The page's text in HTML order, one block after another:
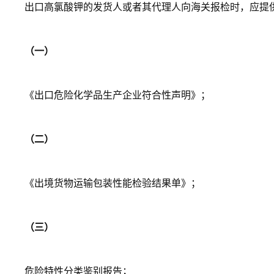
出口高氯酸钾的发货人或者其代理人向海关报检时，应提
（一）
《出口危险化学品生产企业符合性声明》；
（二）
《出境货物运输包装性能检验结果单》；
（三）
危险特性分类鉴别报告；